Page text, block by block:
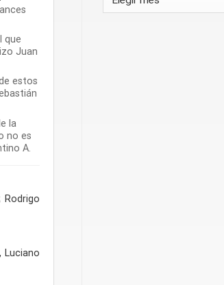
que
Juan
estos
la
no es
A.
Rodrigo
Luciano